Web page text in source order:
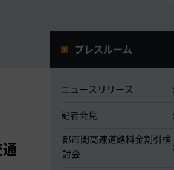
プレスルーム
ニュースリリース
記者会見
都市間高速道路料金割引検
討会